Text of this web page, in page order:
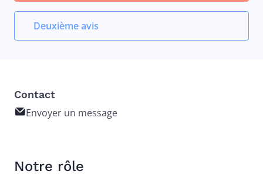
Deuxième avis
Contact
Envoyer un message
Notre rôle